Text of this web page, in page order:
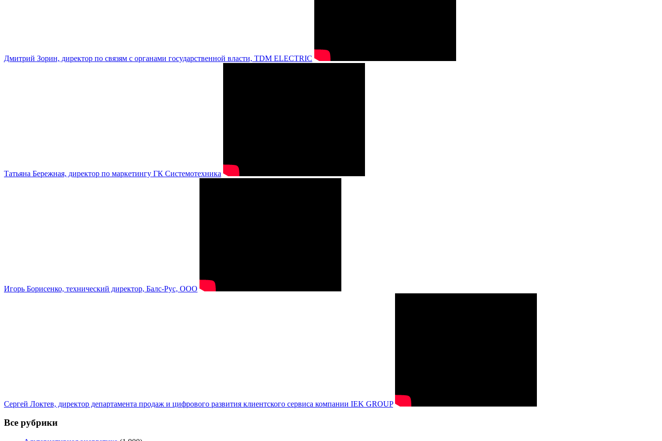
Дмитрий Зорин, директор по связям с органами государственной власти, TDM ELECTRIC
Татьяна Бережная, директор по маркетингу ГК Системотехника
Игорь Борисенко, технический директор, Балс-Рус, ООО
Сергей Локтев, директор департамента продаж и цифрового развития клиентского сервиса компании IEK GROUP
Все рубрики